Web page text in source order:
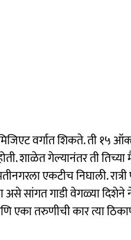
वर्गात शिकते. ती १५
शाळेत गेल्यानंतर ती तिच्या
एकटीच निघाली. रात्री
असे सांगत गाडी वेगळ्या दिशेने
एका तरुणीची कार त्या